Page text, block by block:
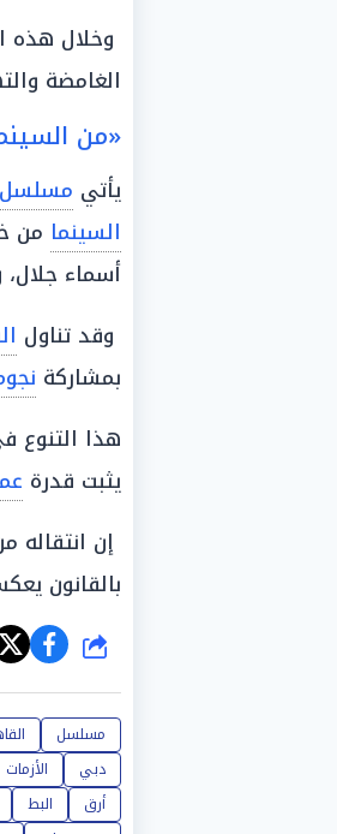
وخلال هذه
الغامضة
«من
يأتي مسلسل
السينما من
أسماء
وقد تناول
بمشاركة
هذا التنوع
يثبت قدرة
إن
بالقانون
شارك
مسلسل
دبي
الأزمات
أرق
البط